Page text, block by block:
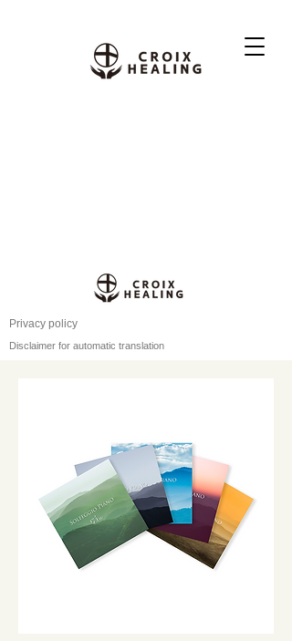
Privacy policy
Disclaimer for automatic translation